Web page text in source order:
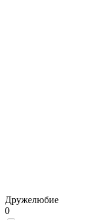
Дружелюбие
0